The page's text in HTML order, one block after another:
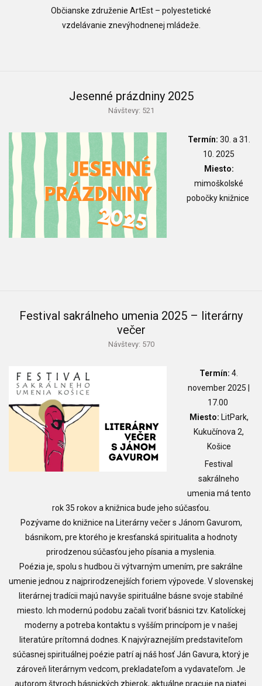
Občianske združenie ArtEst – polyestetické
vzdelávanie znevýhodnenej mládeže.
Jesenné prázdniny 2025
Návštevy: 521
Termín: 30. a 31.
10. 2025
Miesto:
mimoškolské
pobočky knižnice
Festival sakrálneho umenia 2025 – literárny
večer
Návštevy: 570
Termín: 4.
november 2025 |
17.00
Miesto: LitPark,
Kukučínova 2,
Košice
Festival
sakrálneho
umenia má tento
rok 35 rokov a knižnica bude jeho súčasťou.
Pozývame do knižnice na Literárny večer s Jánom Gavurom,
básnikom, pre ktorého je kresťanská spiritualita a hodnoty
prirodzenou súčasťou jeho písania a myslenia.
Poézia je, spolu s hudbou či výtvarným umením, pre sakrálne
umenie jednou z najprirodzenejších foriem výpovede. V slovenskej
literárnej tradícii majú navyše spirituálne básne svoje stabilné
miesto. Ich modernú podobu začali tvoriť básnici tzv. Katolíckej
moderny a potreba kontaktu s vyšším princípom je v našej
literatúre prítomná dodnes. K najvýraznejším predstaviteľom
súčasnej spirituálnej poézie patrí aj náš hosť Ján Gavura, ktorý je
zároveň literárnym vedcom, prekladateľom a vydavateľom. Je
autorom štyroch básnických zbierok, aktuálne pracuje na piatej.